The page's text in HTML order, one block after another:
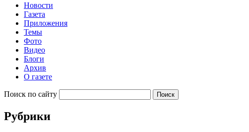
Новости
Газета
Приложения
Темы
Фото
Видео
Блоги
Архив
О газете
Поиск по сайту
Рубрики